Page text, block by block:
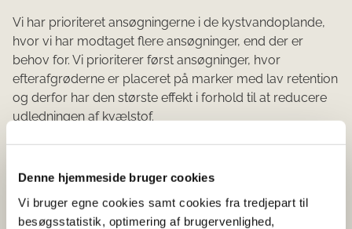
Denne hjemmeside bruger cookies
Vi bruger egne cookies samt cookies fra tredjepart til
besøgsstatistik, optimering af brugervenlighed,
Vi har prioriteret ansøgningerne i de kystvandoplande,
hvor vi har modtaget flere ansøgninger, end der er
behov for. Vi prioriterer først ansøgninger, hvor
efterafgrøderne er placeret på marker med lav retention
og derfor har den største effekt i forhold til at reducere
udledningen af kvælstof.
I år får 7523 landbrugere tilsagn til alle eller nogle
ansøgte marker, fordi der er overansøgt i et
kystvandopland.